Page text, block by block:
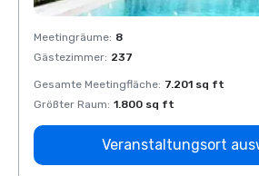
Meetingräume: 8
Gästezimmer: 237
Gesamte Meetingfläche: 7.201 sq ft
Größter Raum: 1.800 sq ft
Veranstaltungsort